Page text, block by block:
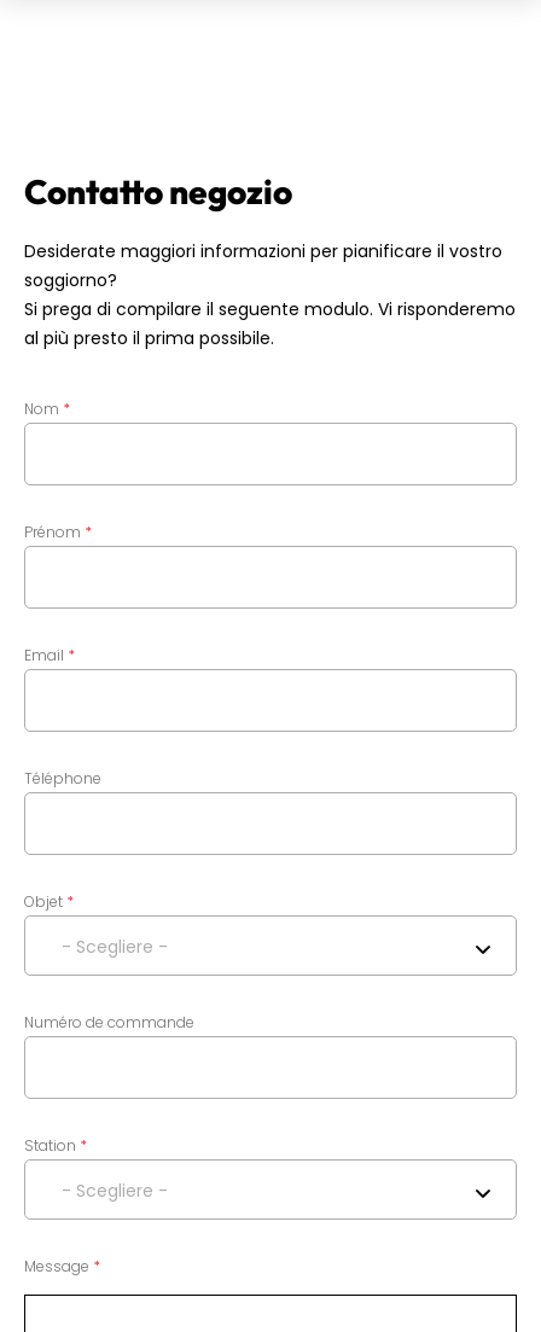
Contatto negozio
Desiderate maggiori informazioni per pianificare il vostro
soggiorno?
Si prega di compilare il seguente modulo. Vi risponderemo
al più presto il prima possibile.
Nom
Prénom
Email
Téléphone
Objet
- Scegliere -
Numéro de commande
Station
- Scegliere -
Message